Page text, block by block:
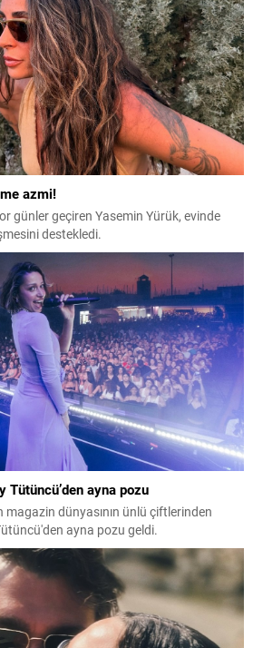
azmi!
günler geçiren Yasemin Yürük, evinde
destekledi.
Tütüncü’den ayna pozu
magazin dünyasının ünlü çiftlerinden
ayna pozu geldi.